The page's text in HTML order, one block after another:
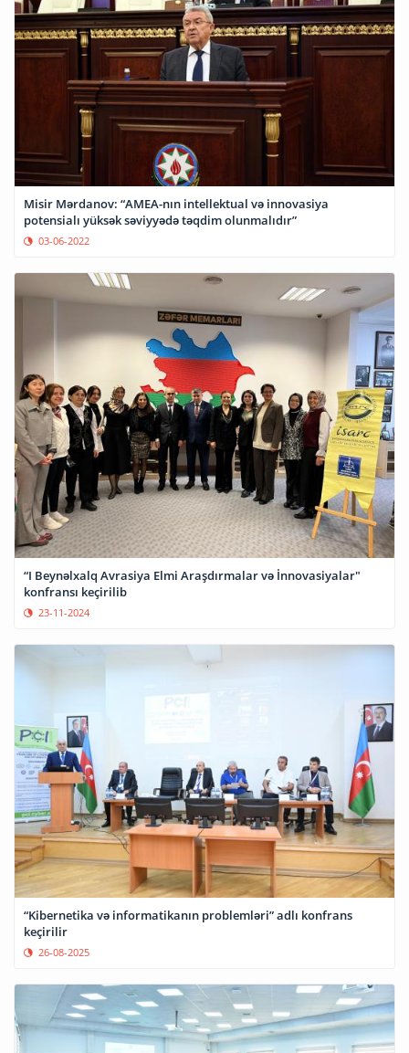
Misir Mərdanov: “AMEA-nın intellektual və innovasiya
potensialı yüksək səviyyədə təqdim olunmalıdır”
03-06-2022
“I Beynəlxalq Avrasiya Elmi Araşdırmalar və İnnovasiyalar"
konfransı keçirilib
23-11-2024
“Kibernetika və informatikanın problemləri” adlı konfrans
keçirilir
26-08-2025